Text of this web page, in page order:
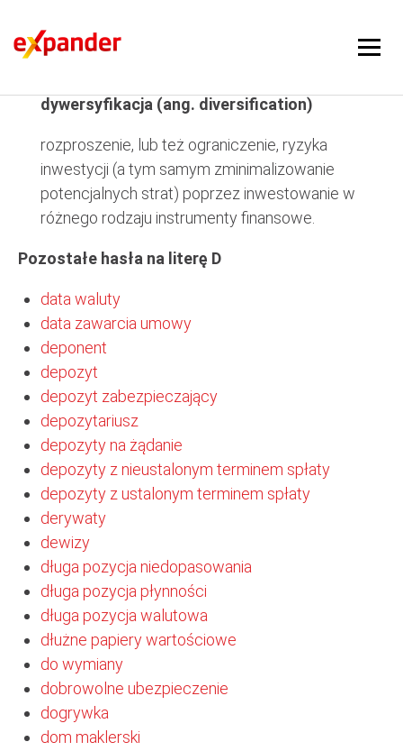
dywersyfikacja (ang. diversification)
rozproszenie, lub też ograniczenie, ryzyka
inwestycji (a tym samym zminimalizowanie
potencjalnych strat) poprzez inwestowanie w
różnego rodzaju instrumenty finansowe.
Pozostałe hasła na literę D
data waluty
data zawarcia umowy
deponent
depozyt
depozyt zabezpieczający
depozytariusz
depozyty na żądanie
depozyty z nieustalonym terminem spłaty
depozyty z ustalonym terminem spłaty
derywaty
dewizy
długa pozycja niedopasowania
długa pozycja płynności
długa pozycja walutowa
dłużne papiery wartościowe
do wymiany
dobrowolne ubezpieczenie
dogrywka
dom maklerski